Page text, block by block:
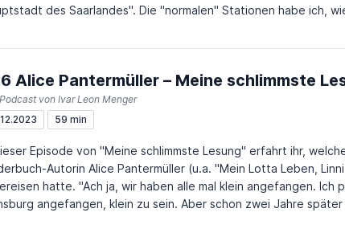
des Saarlandes". Die "normalen" Stationen habe ich,
dann Bundeswehr und zwei Jahre Berufserfahrung und erst
ein Faible für den IT-Bereich habe. Also weiter im Text.
Netztwerktechnik, dann selbständig im Bereich IT-
Na ja, fast! Der letzte Schritt meines beruflichen Werdeganges
großen deutschen Bank in Luxembourg, wo ich seitdem bis
mit meiner Partnerin in einem gemütlichen Häuschen in der
von Deutschlands ältester Stadt Trier." (Quelle: Webseite Arno Strobel)
Strobel Instagram von Arno Strobel
Alice Pantermüller – Meine schlimmste
von Ivar Leon Menger
59 min
Episode von "Meine schlimmste Lesung" erfahrt ihr,
Autorin Alice Pantermüller (u.a. "Mein Lotta Leben,
wir haben alle mal klein angefangen. Ich persönlich habe am 9. Juli 1968 in
angefangen, klein zu sein. Aber schon zwei Jahre